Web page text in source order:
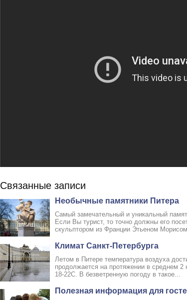
Связанные записи
Необычные памятники Питера
Самый замечательный и уникальный
Если Вы турист, то точно должны его
скульптором из Франции Этьеном
Климат Санкт-Петербурга
Летом в Питере температура воздуха
продолжается на протяжении в среднем
18-22С. В безветренную погоду в такое...
Полезная информация для